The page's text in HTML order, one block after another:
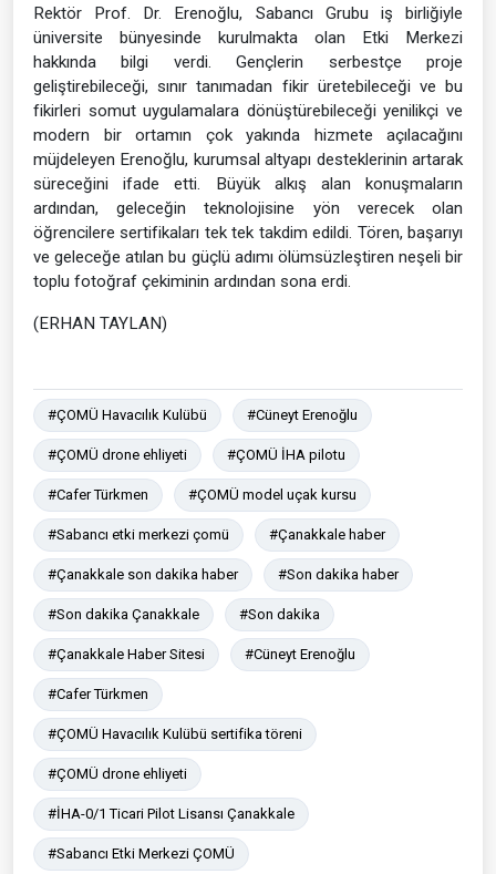
Rektör Prof. Dr. Erenoğlu, Sabancı Grubu iş birliğiyle
üniversite bünyesinde kurulmakta olan Etki Merkezi
hakkında bilgi verdi. Gençlerin serbestçe proje
geliştirebileceği, sınır tanımadan fikir üretebileceği ve bu
fikirleri somut uygulamalara dönüştürebileceği yenilikçi ve
modern bir ortamın çok yakında hizmete açılacağını
müjdeleyen Erenoğlu, kurumsal altyapı desteklerinin artarak
süreceğini ifade etti. Büyük alkış alan konuşmaların
ardından, geleceğin teknolojisine yön verecek olan
öğrencilere sertifikaları tek tek takdim edildi. Tören, başarıyı
ve geleceğe atılan bu güçlü adımı ölümsüzleştiren neşeli bir
toplu fotoğraf çekiminin ardından sona erdi.
(ERHAN TAYLAN)
#ÇOMÜ Havacılık Kulübü #Cüneyt Erenoğlu
#ÇOMÜ drone ehliyeti #ÇOMÜ İHA pilotu
#Cafer Türkmen #ÇOMÜ model uçak kursu
#Sabancı etki merkezi çomü #Çanakkale haber
#Çanakkale son dakika haber #Son dakika haber
#Son dakika Çanakkale #Son dakika
#Çanakkale Haber Sitesi #Cüneyt Erenoğlu
#Cafer Türkmen
#ÇOMÜ Havacılık Kulübü sertifika töreni
#ÇOMÜ drone ehliyeti
#İHA-0/1 Ticari Pilot Lisansı Çanakkale
#Sabancı Etki Merkezi ÇOMÜ